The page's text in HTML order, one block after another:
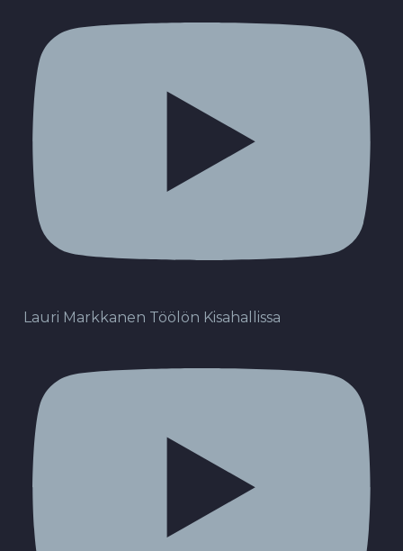
Lauri Markkanen Töölön Kisahallissa